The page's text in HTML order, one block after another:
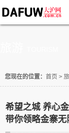
您现在的位置： 首页 >
希望之城 养心
带你领略金寨无